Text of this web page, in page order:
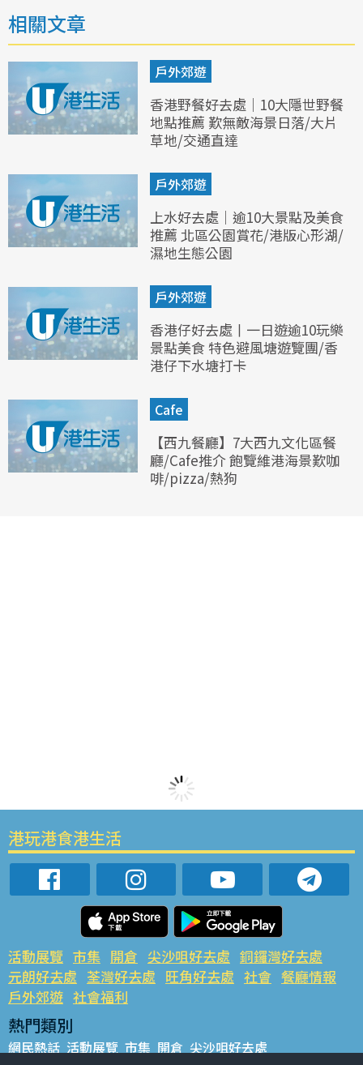
相關文章
戶外郊遊
香港野餐好去處｜10大隱世野餐
地點推薦 歎無敵海景日落/大片
草地/交通直達
戶外郊遊
上水好去處｜逾10大景點及美食
推薦 北區公園賞花/港版心形湖/
濕地生態公園
戶外郊遊
香港仔好去處丨一日遊逾10玩樂
景點美食 特色避風塘遊覽團/香
港仔下水塘打卡
Cafe
【西九餐廳】7大西九文化區餐
廳/Cafe推介 飽覽維港海景歎咖
啡/pizza/熱狗
港玩港食港生活
活動展覽 市集 開倉 尖沙咀好去處 銅鑼灣好去處
元朗好去處 荃灣好去處 旺角好去處 社會 餐廳情報
戶外郊遊 社會福利
熱門類別
網民熱話 活動展覽 市集 開倉 尖沙咀好去處